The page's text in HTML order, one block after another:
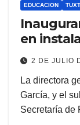
EDUCACION
en
2 DE JULIO
La directora
García, y el
Secretaría de